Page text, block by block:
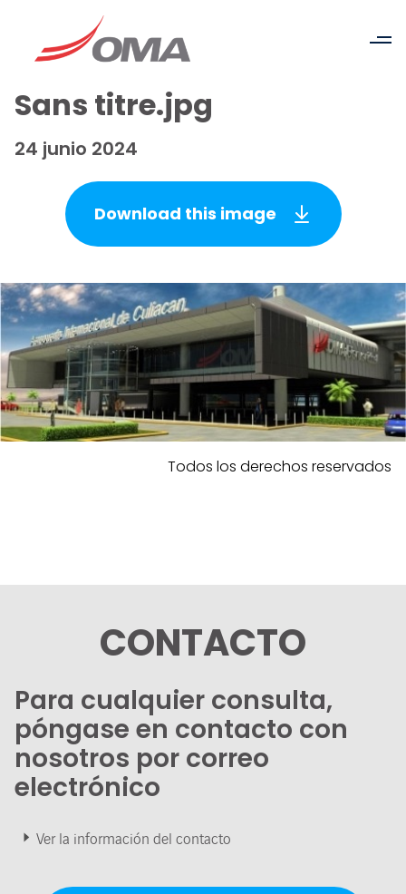
Sans titre.jpg
24 junio 2024
Download this image
Todos los derechos reservados
CONTACTO
Para cualquier consulta,
póngase en contacto con
nosotros por correo
electrónico
Ver la información del contacto